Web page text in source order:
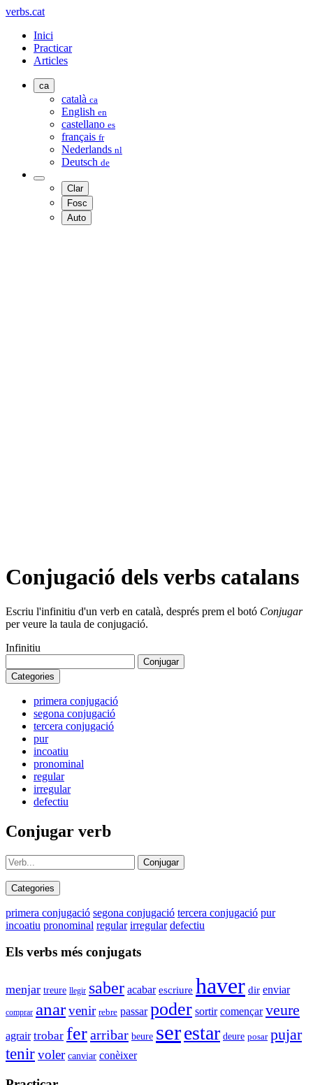
verbs.cat
Inici
Practicar
Articles
ca
català ca
English en
castellano es
français fr
Nederlands nl
Deutsch de
Clar
Fosc
Auto
Conjugació dels verbs catalans
Escriu l'infinitiu d'un verb en català, després prem el botó Conjugar
per veure la taula de conjugació.
Infinitiu
Conjugar
Categories
primera conjugació
segona conjugació
tercera conjugació
pur
incoatiu
pronominal
regular
irregular
defectiu
Conjugar verb
Conjugar
Categories
primera conjugació segona conjugació tercera conjugació pur
incoatiu pronominal regular irregular defectiu
Els verbs més conjugats
menjar treure llegir saber acabar escriure haver dir enviar
comprar anarvenir rebre passar poder sortir començar veure
agrair trobar ferarribar beure serestar deure posar pujar
tenirvoler canviar conèixer